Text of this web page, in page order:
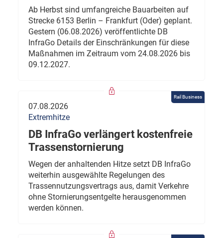
Ab Herbst sind umfangreiche Bauarbeiten auf
Strecke 6153 Berlin – Frankfurt (Oder) geplant.
Gestern (06.08.2026) veröffentlichte DB
InfraGo Details der Einschränkungen für diese
Maßnahmen im Zeitraum vom 24.08.2026 bis
09.12.2027.
Rail Business
07.08.2026
Extremhitze
DB InfraGo verlängert kostenfreie
Trassenstornierung
Wegen der anhaltenden Hitze setzt DB InfraGo
weiterhin ausgewählte Regelungen des
Trassennutzungsvertrags aus, damit Verkehre
ohne Stornierungsentgelte herausgenommen
werden können.